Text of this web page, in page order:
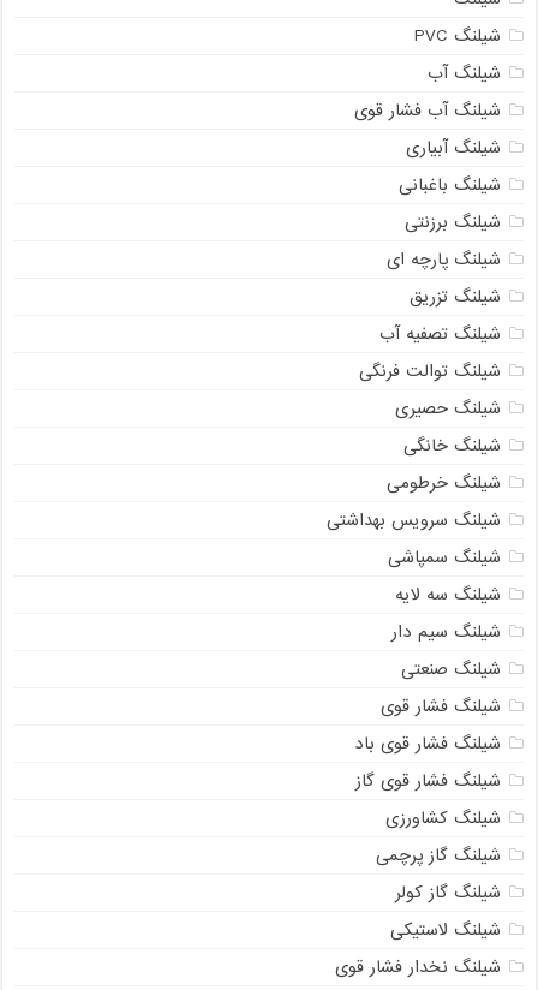
شیلنگ PVC
شیلنگ آب
شیلنگ آب فشار قوی
شیلنگ آبیاری
شیلنگ باغبانی
شیلنگ برزنتی
شیلنگ پارچه ای
شیلنگ تزریق
شیلنگ تصفیه آب
شیلنگ توالت فرنگی
شیلنگ حصیری
شیلنگ خانگی
شیلنگ خرطومی
شیلنگ سرویس بهداشتی
شیلنگ سمپاشی
شیلنگ سه لایه
شیلنگ سیم دار
شیلنگ صنعتی
شیلنگ فشار قوی
شیلنگ فشار قوی باد
شیلنگ فشار قوی گاز
شیلنگ کشاورزی
شیلنگ گاز پرچمی
شیلنگ گاز کولر
شیلنگ لاستیکی
شیلنگ نخدار فشار قوی